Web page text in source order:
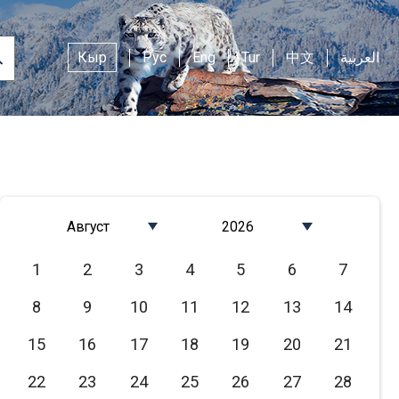
Кыр Рус Eng Tur 中文 العربية
Август
Март
Апрель
Июнь
2026
2024
2023
2021
1 2 3 4 5 6
7
8
9 10 11 12 13
14
15
16 17 18 19 20
21
22
23 24 25 26 27
28